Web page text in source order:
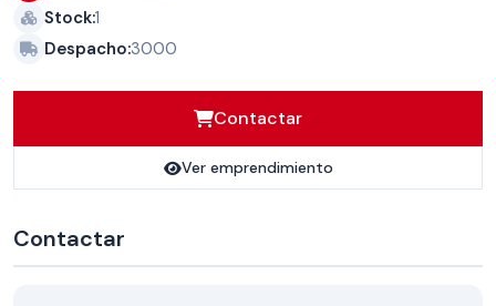
Stock:1
Despacho:3000
Contactar
Ver emprendimiento
Contactar